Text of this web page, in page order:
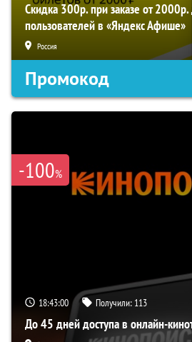
Скидка 300р. при заказе от
пользователей в «Яндекс Афише»
Россия
Промокод
-100%
18:43:00 Получили: 113
До 45 дней доступа в онлайн-